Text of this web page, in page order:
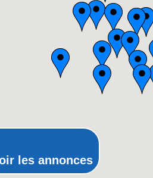
les annonces